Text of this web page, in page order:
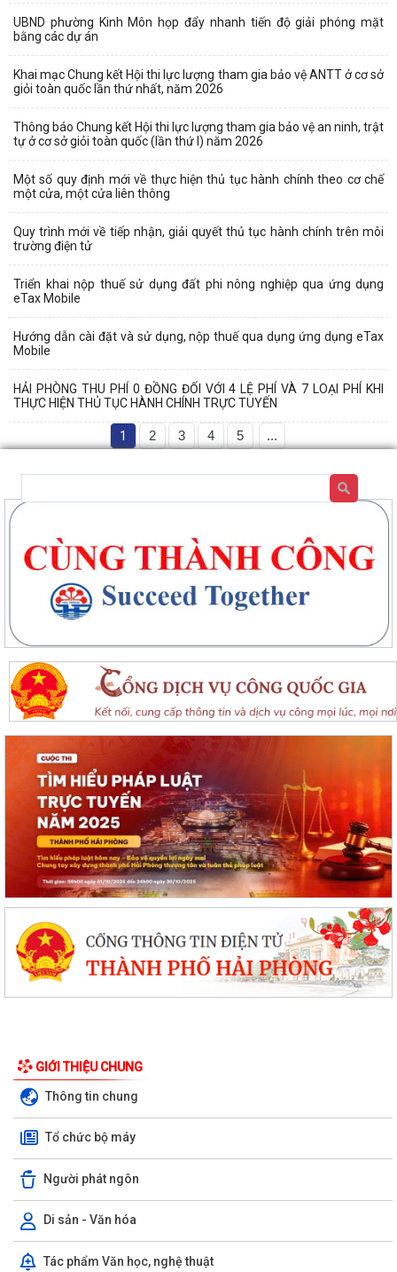
UBND phường Kinh Môn họp đẩy nhanh tiến độ giải phóng mặt
bằng các dự án
Khai mạc Chung kết Hội thi lực lượng tham gia bảo vệ ANTT ở cơ sở
giỏi toàn quốc lần thứ nhất, năm 2026
Thông báo Chung kết Hội thi lực lượng tham gia bảo vệ an ninh, trật
tự ở cơ sở giỏi toàn quốc (lần thứ I) năm 2026
Một số quy định mới về thực hiện thủ tục hành chính theo cơ chế
một cửa, một cửa liên thông
Quy trình mới về tiếp nhận, giải quyết thủ tục hành chính trên môi
trường điện tử
Triển khai nộp thuế sử dụng đất phi nông nghiệp qua ứng dụng
eTax Mobile
Hướng dẫn cài đặt và sử dụng, nộp thuế qua dụng ứng dụng eTax
Mobile
HẢI PHÒNG THU PHÍ 0 ĐỒNG ĐỐI VỚI 4 LỆ PHÍ VÀ 7 LOẠI PHÍ KHI
THỰC HIỆN THỦ TỤC HÀNH CHÍNH TRỰC TUYẾN
1 2 3 4 5 ...
GIỚI THIỆU CHUNG
Thông tin chung
Tổ chức bộ máy
Người phát ngôn
Di sản - Văn hóa
Tác phẩm Văn học, nghệ thuật
Đội tuyển Hải Phòng đoạt giải A Hội thi lực lượng tham gia bảo vệ an
ninh, trật tự ở cơ sở giỏi...
UBND phường Kinh Môn họp đẩy nhanh tiến độ giải phóng mặt bằng
Khai mạc Chung kết Hội thi lực lượng tham gia bảo vệ ANTT ở cơ sở
giỏi toàn quốc lần thứ nhất, năm...